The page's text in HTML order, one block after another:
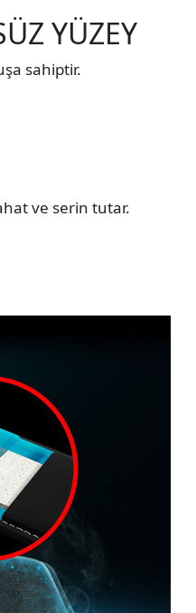
YÜZEY
sahiptir.
ve serin tutar.